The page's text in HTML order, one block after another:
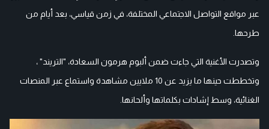
عبر مواقع التواصل الاجتماعي المختلفة، في زمن قياسي، بعد أيام من
طرحها.
وتصدرت الأغنية التي جاءت ضمن ألبوم هرمون السعادة، "التريند" ،
وتخططت حينها ما يزيد عن 10 ملايين مشاهدة واستماع عبر المنصات
الغنائية، وسط إشادات بكلماتها وألحانها.